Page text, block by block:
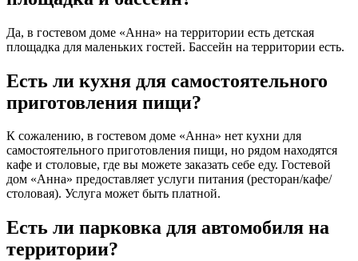
Да, в гостевом доме «Анна» на территории есть детская
площадка для маленьких гостей. Бассейн на территории есть.
Есть ли кухня для самостоятельного
приготовления пищи?
К сожалению, в гостевом доме «Анна» нет кухни для
самостоятельного приготовления пищи, но рядом находятся
кафе и столовые, где вы можете заказать себе еду. Гостевой
дом «Анна» предоставляет услуги питания (ресторан/кафе/
столовая). Услуга может быть платной.
Есть ли парковка для автомобиля на
территории?